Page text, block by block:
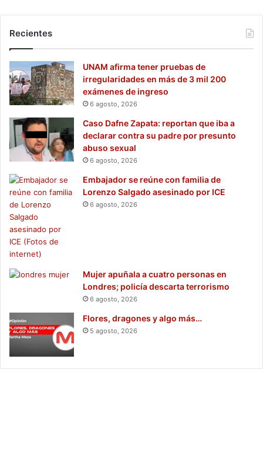
Recientes
UNAM afirma tener pruebas de
irregularidades en más de 3 mil 200
exámenes de ingreso
6 agosto, 2026
Caso Dafne Zapata: reportan que iba a
declarar contra su padre por presunto
abuso sexual
6 agosto, 2026
Embajador se reúne con familia de
Lorenzo Salgado asesinado por ICE
6 agosto, 2026
Mujer apuñala a cuatro personas en
Londres; policía descarta terrorismo
6 agosto, 2026
Flores, dragones y algo más…
5 agosto, 2026